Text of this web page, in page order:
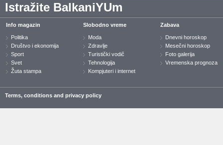
Istražite BalkaniYUm
Info magazin
Politika
Društvo i ekonomija
Sport
Svet
Žuta stampa
Slobodno vreme
Moda
Zdravlje
Turistički vodič
Tehnologija
Kompjuteri i internet
Zabava
Dnevni horoskop
Mesečni horoskop
Foto galerija
Vremenska prognoza
Terms, conditions and privacy policy